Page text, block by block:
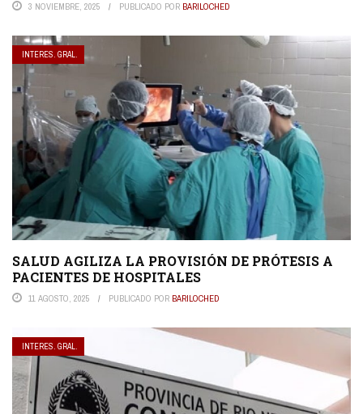
3 NOVIEMBRE, 2025 PUBLICADO POR BARILOCHED
INTERES. GRAL.
SALUD AGILIZA LA PROVISIÓN DE PRÓTESIS A
PACIENTES DE HOSPITALES
11 AGOSTO, 2025 PUBLICADO POR BARILOCHED
INTERES. GRAL.